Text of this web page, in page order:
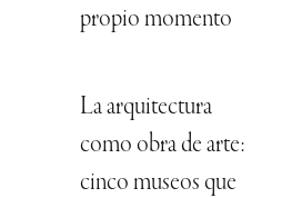
propio momento
La arquitectura
como obra de arte:
cinco museos que